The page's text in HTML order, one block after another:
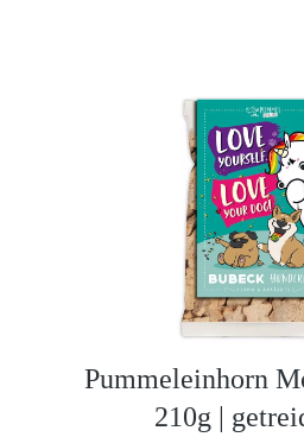
Pummeleinhorn
210g |